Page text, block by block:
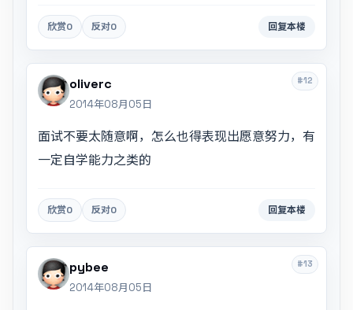
欣赏0 反对0 回复本楼
#12
oliverc
2014年08月05日
面试不要太随意啊，怎么也得表现出愿意努力，有
一定自学能力之类的
欣赏0 反对0 回复本楼
#13
pybee
2014年08月05日